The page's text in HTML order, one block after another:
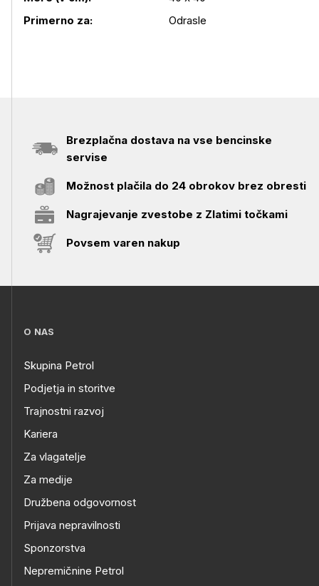
Podrobnosti izdelka
Primerno za:
Odrasle
Brezplačna dostava na vse bencinske
servise
Možnost plačila do 24 obrokov brez obresti
Nagrajevanje zvestobe z Zlatimi točkami
Povsem varen nakup
O NAS
Skupina Petrol
Podjetja in storitve
Trajnostni razvoj
Kariera
Za vlagatelje
Za medije
Družbena odgovornost
Prijava nepravilnosti
Sponzorstva
Nepremičnine Petrol